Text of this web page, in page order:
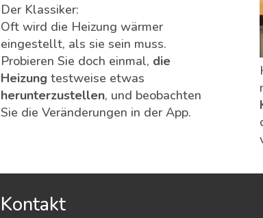
Der Klassiker:
Oft wird die Heizung wärmer
eingestellt, als sie sein muss.
Probieren Sie doch einmal, die
Heizung testweise etwas
herunterzustellen, und beobachten
Sie die Veränderungen in der App.
Kontakt